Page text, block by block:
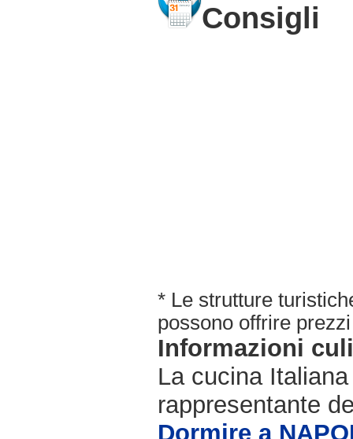
Consigli
* Le strutture
possono offrire
Informazioni
La cucina
rappresentante
Dormire a